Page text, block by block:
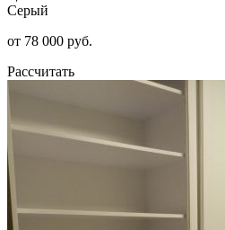
Серый
от 78 000 руб.
Рассчитать